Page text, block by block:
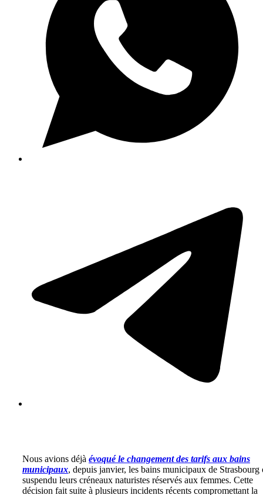
Nous avions déjà évoqué le changement des tarifs aux bains
municipaux, depuis janvier, les bains municipaux de Strasbourg
suspendu leurs créneaux naturistes réservés aux femmes. Cette
décision fait suite à plusieurs incidents récents compromettant la